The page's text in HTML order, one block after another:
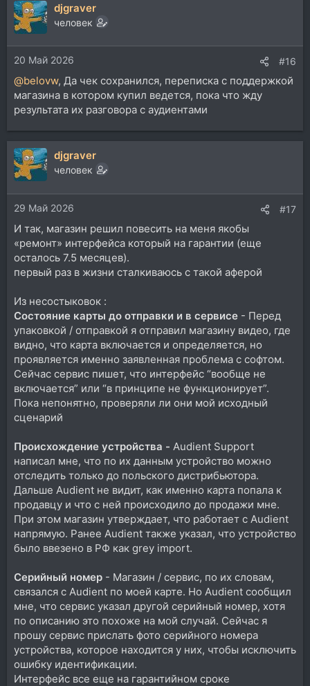
djgraver
человек
20 Май 2026 #16
@belovw, Да чек сохранился, переписка с поддержкой
магазина в котором купил ведется, пока что жду
результата их разговора с аудиентами
djgraver
человек
29 Май 2026 #17
И так, магазин решил повесить на меня якобы
«ремонт» интерфейса который на гарантии (еще
осталось 7.5 месяцев).
первый раз в жизни сталкиваюсь с такой аферой
Из несостыковок :
Состояние карты до отправки и в сервисе - Перед
упаковкой / отправкой я отправил магазину видео, где
видно, что карта включается и определяется, но
проявляется именно заявленная проблема с софтом.
Сейчас сервис пишет, что интерфейс “вообще не
включается” или “в принципе не функционирует”.
Пока непонятно, проверяли ли они мой исходный
сценарий
Происхождение устройства - Audient Support
написал мне, что по их данным устройство можно
отследить только до польского дистрибьютора.
Дальше Audient не видит, как именно карта попала к
продавцу и что с ней происходило до продажи мне.
При этом магазин утверждает, что работает с Audient
напрямую. Ранее Audient также указал, что устройство
было ввезено в РФ как grey import.
Серийный номер - Магазин / сервис, по их словам,
связался с Audient по моей карте. Но Audient сообщил
мне, что сервис указал другой серийный номер, хотя
по описанию это похоже на мой случай. Сейчас я
прошу сервис прислать фото серийного номера
устройства, которое находится у них, чтобы исключить
ошибку идентификации.
Интерфейс все еще на гарантийном сроке